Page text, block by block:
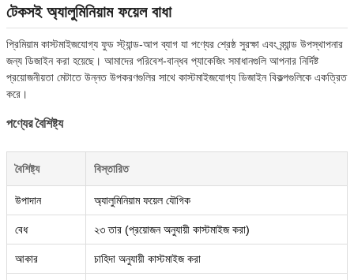
টেকসই অ্যালুমিনিয়াম ফয়েল বাধা
প্রিমিয়াম কাস্টমাইজযোগ্য ফুড স্ট্যান্ড-আপ ব্যাগ যা পণ্যের শ্রেষ্ঠ সুরক্ষা এবং ব্র্যান্ড উপস্থাপনার
জন্য ডিজাইন করা হয়েছে। আমাদের পরিবেশ-বান্ধব প্যাকেজিং সমাধানগুলি আপনার নির্দিষ্ট
প্রয়োজনীয়তা মেটাতে উন্নত উপকরণগুলির সাথে কাস্টমাইজযোগ্য ডিজাইন বিকল্পগুলিকে একত্রিত
করে।
পণ্যের বৈশিষ্ট্য
বৈশিষ্ট্য বিস্তারিত
উপাদান অ্যালুমিনিয়াম ফয়েল যৌগিক
বেধ ২৩ তার (প্রয়োজন অনুযায়ী কাস্টমাইজ করা)
আকার চাহিদা অনুযায়ী কাস্টমাইজ করা